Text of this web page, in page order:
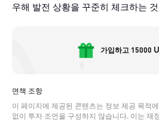
우해 발전 상황을 꾸준히 체크하는
가입하고 15000
면책 조항
이 페이지에 제공된 콘텐츠는 정보 제공 목적
없이 투자 조언을 구성하지 않습니다. 이는 재